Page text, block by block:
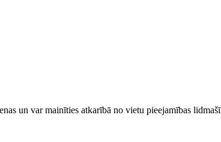
un var mainīties atkarībā ​no ​vietu pieejamības